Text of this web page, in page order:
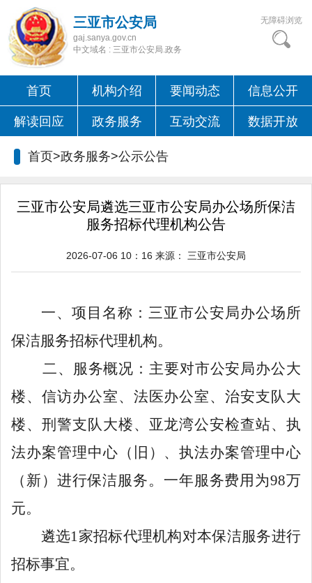
三亚市公安局
gaj.sanya.gov.cn
中文域名 : 三亚市公安局.政务
无障碍浏览
首页 机构介绍 要闻动态 信息公开
解读回应 政务服务 互动交流 数据开放
首页>政务服务>公示公告
三亚市公安局遴选三亚市公安局办公场所保洁
服务招标代理机构公告
2026-07-06 10：16 来源： 三亚市公安局
一、项目名称： 三亚市公安局办公场所
保洁服务招标代理机构。
二、 服务概况： 主要对市公安局办公大
楼、信访办公室、法医办公室、治安支队大
楼、刑警支队大楼、亚龙湾公安检查站、执
法办案管理中心（旧）、执法办案管理中心
（新）进行保洁服务。一年服务费用为98万
元。
遴选1家招标代理机构对本保洁服务进行
招标事宜。